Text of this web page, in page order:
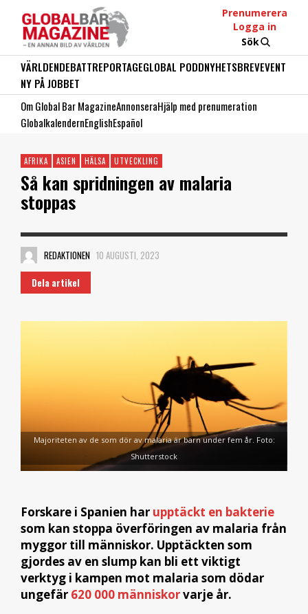
Prenumerera
Logga in
Sök
VÄRLDENDEBATTREPORTAGEGLOBAL PODDNYHETSBREVEVENT
NY PÅ JOBBET
Om Global Bar MagazineAnnonseraHjälp med prenumeration
GlobalkalendernEnglishEspañol
AFRIKA ASIEN HÄLSA UTVECKLING
Så kan spridningen av malaria
stoppas
REDAKTIONEN 10 AUGUSTI, 2023
Dela artikel
Majoriteten av de som dör av malaria är barn under fem år. Foto:
Shutterstock
Forskare i Spanien har upptäckt en bakterie
som kan stoppa överföringen av malaria från
myggor till människor. Upptäckten som
gjordes av en slump kan bli ett viktigt
verktyg i kampen mot malaria som dödar
ungefär 620 000 människorvarje år.